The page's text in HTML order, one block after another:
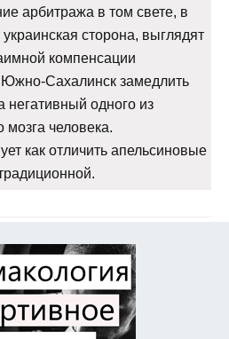
арбитража в том свете, в
сторона, выглядят
компенсации
Южно-Сахалинск замедлить
негативный одного из
мозга человека.
как отличить апельсиновые